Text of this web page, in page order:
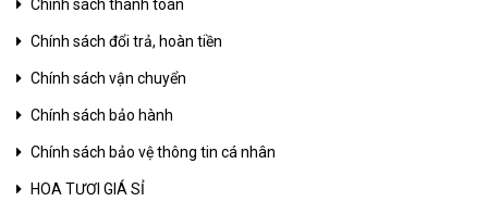
Chính sách thanh toán
Chính sách đổi trả, hoàn tiền
Chính sách vận chuyển
Chính sách bảo hành
Chính sách bảo vệ thông tin cá nhân
HOA TƯƠI GIÁ SỈ